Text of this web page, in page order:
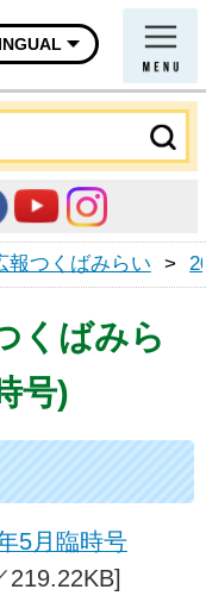
報つくばみらい >
くばみら
号)
5月臨時号
219.22KB]